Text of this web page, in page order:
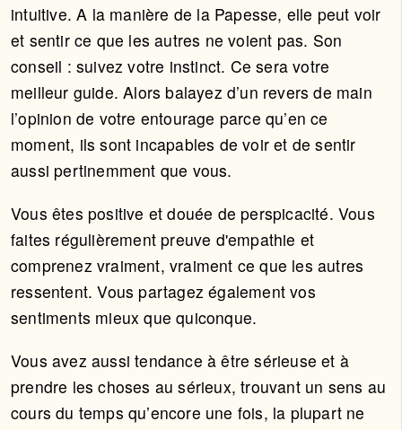
intuitive. A la manière de la Papesse, elle peut voir
et sentir ce que les autres ne voient pas. Son
conseil : suivez votre instinct. Ce sera votre
meilleur guide. Alors balayez d’un revers de main
l’opinion de votre entourage parce qu’en ce
moment, ils sont incapables de voir et de sentir
aussi pertinemment que vous.
Vous êtes positive et douée de perspicacité. Vous
faites régulièrement preuve d'empathie et
comprenez vraiment, vraiment ce que les autres
ressentent. Vous partagez également vos
sentiments mieux que quiconque.
Vous avez aussi tendance à être sérieuse et à
prendre les choses au sérieux, trouvant un sens au
cours du temps qu’encore une fois, la plupart ne